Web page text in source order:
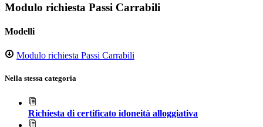
Modulo richiesta Passi Carrabili
Modelli
Modulo richiesta Passi Carrabili
Nella stessa categoria
Richiesta di certificato idoneità alloggiativa